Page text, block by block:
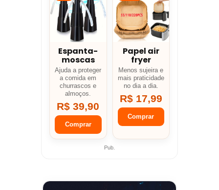
Espanta-
moscas
Ajuda a proteger
a comida em
churrascos e
almoços.
R$ 39,90
Comprar
Papel air
fryer
Menos sujeira e
mais praticidade
no dia a dia.
R$ 17,99
Comprar
Pub.